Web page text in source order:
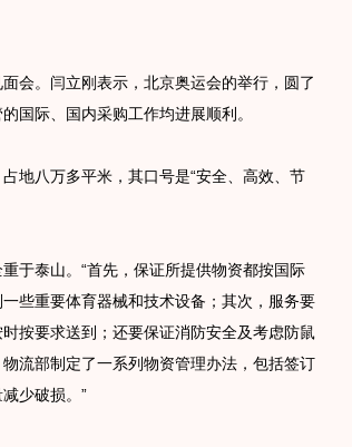
。闫立刚表示，北京奥运会的举行，圆了
国际、国内采购工作均进展顺利。
八万多平米，其口号是“安全、高效、节
泰山。“首先，保证所提供物资都按国际
些重要体育器械和技术设备；其次，服务要
按要求送到；还要保证消防安全及考虑防鼠
流部制定了一系列物资管理办法，包括签订
少破损。”